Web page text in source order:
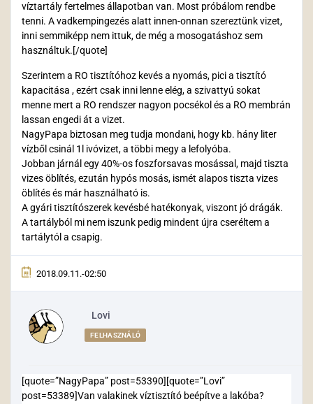
víztartály fertelmes állapotban van. Most próbálom rendbe
tenni. A vadkempingezés alatt innen-onnan szereztünk vizet,
inni semmiképp nem ittuk, de még a mosogatáshoz sem
használtuk.[/quote]
Szerintem a RO tisztítóhoz kevés a nyomás, pici a tisztító
kapacitása , ezért csak inni lenne elég, a szivattyú sokat
menne mert a RO rendszer nagyon pocsékol és a RO membrán
lassan engedi át a vizet.
NagyPapa biztosan meg tudja mondani, hogy kb. hány liter
vízből csinál 1l ivóvizet, a többi megy a lefolyóba.
Jobban járnál egy 40%-os foszforsavas mosással, majd tiszta
vizes öblítés, ezután hypós mosás, ismét alapos tiszta vizes
öblítés és már használható is.
A gyári tisztítószerek kevésbé hatékonyak, viszont jó drágák.
A tartályból mi nem iszunk pedig mindent újra cseréltem a
tartálytól a csapig.
2018.09.11.-02:50
Lovi
FELHASZNÁLÓ
[quote=”NagyPapa” post=53390][quote=”Lovi”
post=53389]Van valakinek víztisztító beépítve a lakóba?